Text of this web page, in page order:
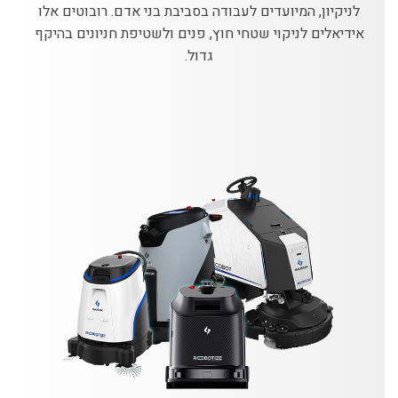
לניקיון, המיועדים לעבודה בסביבת בני אדם. רובוטים אלו
אידיאלים לניקוי שטחי חוץ, פנים ולשטיפת חניונים בהיקף
גדול.